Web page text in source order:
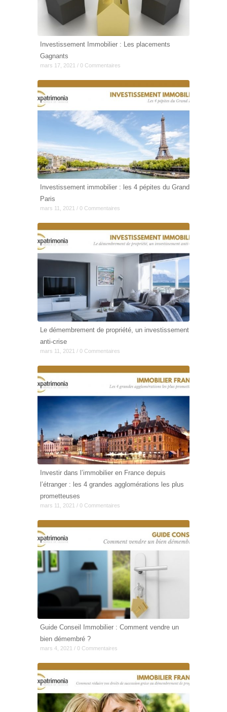
Investissement Immobilier : Les placements
Gagnants
mars 17, 2021 / 0 Commentaires
Investissement immobilier : les 4 pépites du Grand
Paris
mars 11, 2021 / 0 Commentaires
Le démembrement de propriété, un investissement
anti-crise
mars 11, 2021 / 0 Commentaires
Investir dans l’immobilier en France depuis
l’étranger : les 4 grandes agglomérations les plus
prometteuses
mars 11, 2021 / 0 Commentaires
Guide Conseil Immobilier : Comment vendre un
bien démembré ?
mars 4, 2021 / 0 Commentaires